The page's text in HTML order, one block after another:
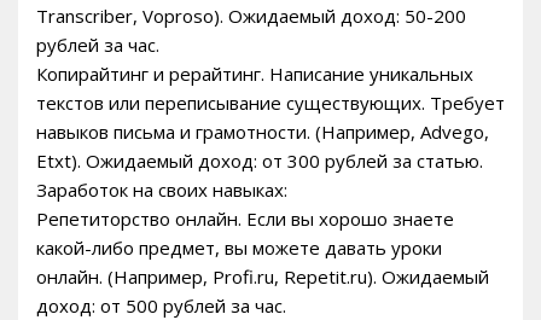
Transcriber, Voproso). Ожидаемый доход: 50-200
рублей за час.
Копирайтинг и рерайтинг. Написание уникальных
текстов или переписывание существующих. Требует
навыков письма и грамотности. (Например, Advego,
Etxt). Ожидаемый доход: от 300 рублей за статью.
Заработок на своих навыках:
Репетиторство онлайн. Если вы хорошо знаете
какой-либо предмет, вы можете давать уроки
онлайн. (Например, Profi.ru, Repetit.ru). Ожидаемый
доход: от 500 рублей за час.